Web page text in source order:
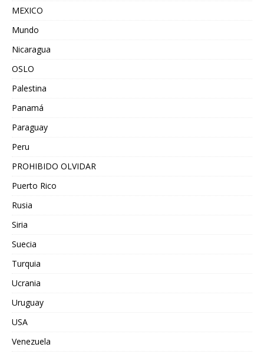
MEXICO
Mundo
Nicaragua
OSLO
Palestina
Panamá
Paraguay
Peru
PROHIBIDO OLVIDAR
Puerto Rico
Rusia
Siria
Suecia
Turquia
Ucrania
Uruguay
USA
Venezuela